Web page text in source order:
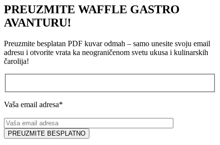
PREUZMITE WAFFLE GASTRO
AVANTURU!
Preuzmite besplatan PDF kuvar odmah – samo unesite svoju email
adresu i otvorite vrata ka neograničenom svetu ukusa i kulinarskih
čarolija!
Vaša email adresa*
PREUZMITE BESPLATNO